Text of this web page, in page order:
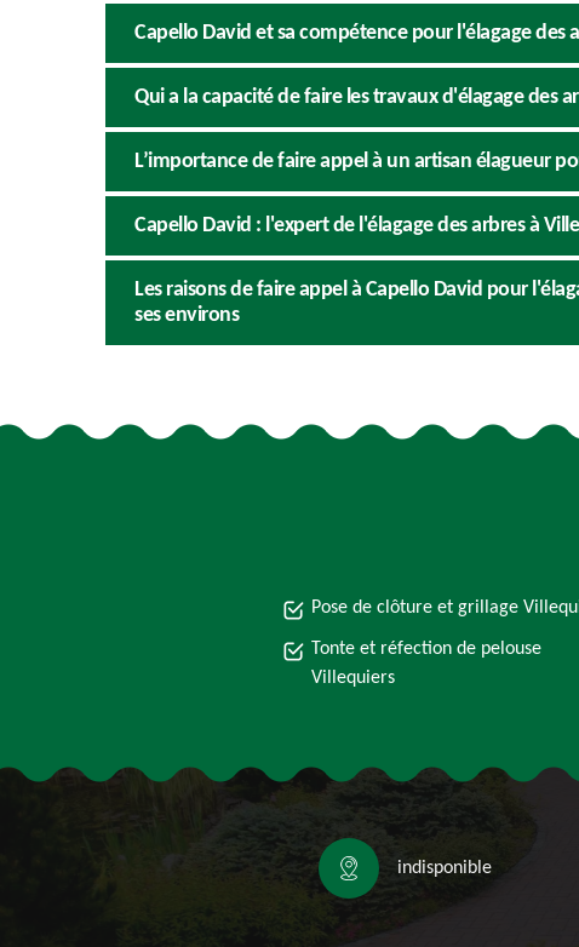
Capello David et sa compétence pour l'élagage des
Qui a la capacité de faire les travaux d'élagage des
L’importance de faire appel à un artisan élagueur
Capello David : l'expert de l'élagage des arbres à
Les raisons de faire appel à Capello David pour
ses environs
Pose de clôture et grillage
Tonte et réfection de pelouse
Villequiers
indisponible